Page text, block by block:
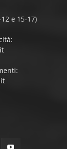
e 15-17)